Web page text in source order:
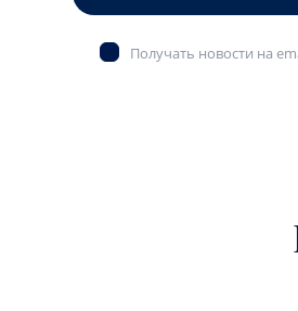
Получать новости на